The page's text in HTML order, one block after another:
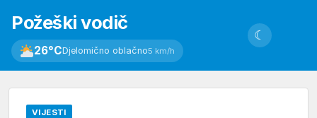
Požeški vodič
26°CDjelomično oblačno5 km/h
☾
VIJESTI